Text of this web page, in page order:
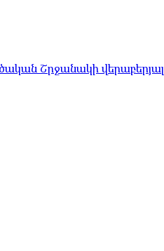
Շրջանակի վերաբերյալ